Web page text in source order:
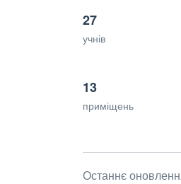
27
учнів
13
приміщень
Останнє